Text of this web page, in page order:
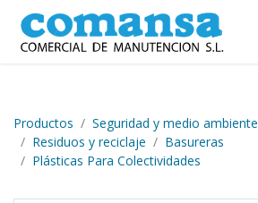
Ir al contenido
Productos
Seguridad y medio ambiente
Residuos y reciclaje
Basureras
Plásticas Para Colectividades